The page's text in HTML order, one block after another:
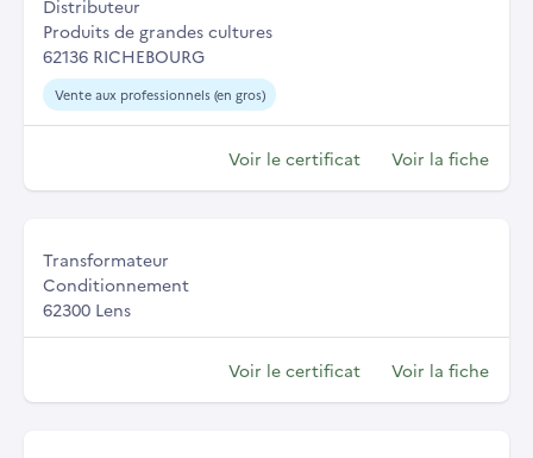
Distributeur
Produits de grandes cultures
62136 RICHEBOURG
Vente aux professionnels (en gros)
Voir le certificat Voir la fiche
Transformateur
Conditionnement
62300 Lens
Voir le certificat Voir la fiche